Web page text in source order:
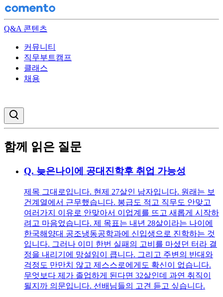
Q&A 콘텐츠
커뮤니티
직무부트캠프
클래스
채용
함께 읽은 질문
Q. 늦은나이에 공대진학후 취업 가능성
제목 그대로입니다. 현제 27살인 남자입니다. 원래는 보
건계열에서 근무했습니다. 봉급도 적고 직무도 안맞고
여러가지 이유로 안맞아서 이업계를 뜨고 새롭게 시작하
려고 마음었습니다. 제 목표는 내년 28살이라는 나이에
한국해양대 공조냉동공학과에 신입생으로 진학하는 것
입니다. 그러나 이미 한번 실패의 고비를 마셨던 터라 결
정을 내리기에 망설임이 큽니다. 그리고 주변의 반대와
걱정도 만만치 않고 제스스로에게도 확신이 없습니다.
무엇보다 제가 졸업하게 된다면 32살인데 과연 취직이
될지까 의문입니다. 선배님들의 고견 듣고 싶습니다.